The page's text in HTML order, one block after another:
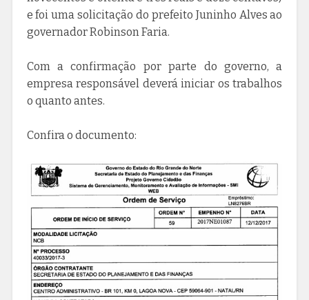
e foi uma solicitação do prefeito Juninho Alves ao
governador Robinson Faria.
Com a confirmação por parte do governo, a
empresa responsável deverá iniciar os trabalhos
o quanto antes.
Confira o documento: